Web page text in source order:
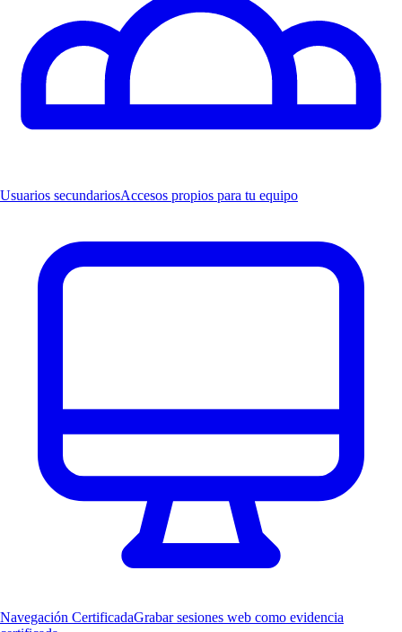
Usuarios secundariosAccesos propios para tu equipo
Navegación CertificadaGrabar sesiones web como evidencia